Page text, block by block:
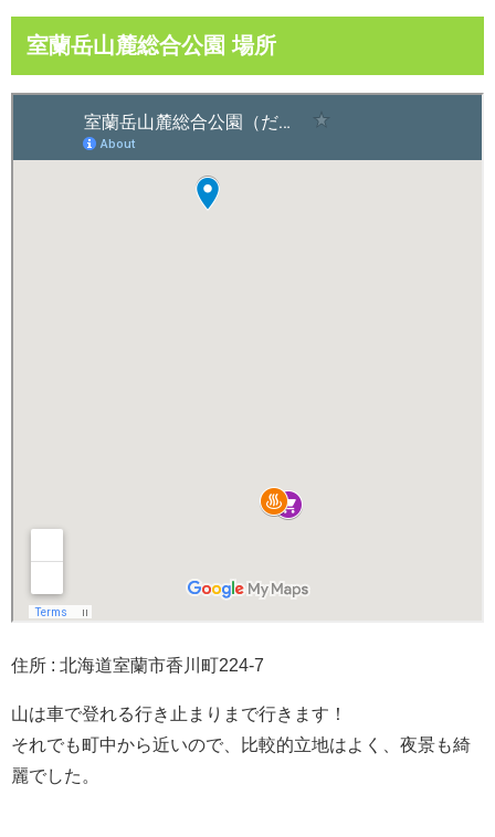
室蘭岳山麓総合公園 場所
住所 : 北海道室蘭市香川町224-7
山は車で登れる行き止まりまで行きます！
それでも町中から近いので、比較的立地はよく、夜景も綺
麗でした。